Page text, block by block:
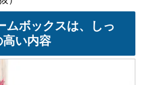
ムボックスは、しっ
い内容